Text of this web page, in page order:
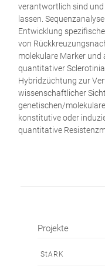
verantwortlich sind und
lassen.
Entwicklung
von
molekulare Marker
quantitativer
Hybridzüchtung zur
wissenschaftlicher
genetischen/
konstitutive oder
quantitative
Projekte
Navigation
StARK